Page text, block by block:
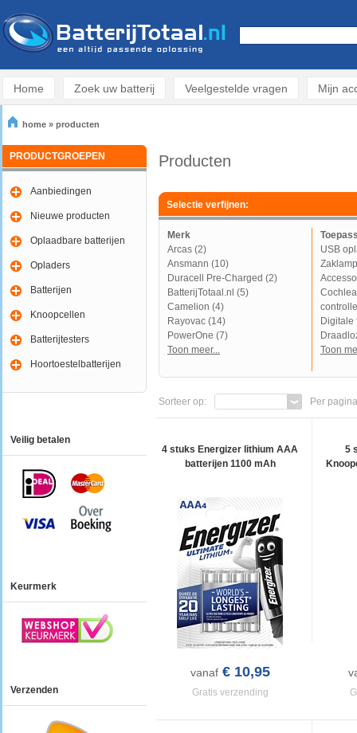
Home Zoek uw batterij Veelgestelde vragen Mijn
home » producten
PRODUCTGROEPEN
Aanbiedingen
Nieuwe producten
Oplaadbare batterijen
Opladers
Batterijen
Knoopcellen
Batterijtesters
Hoortoestelbatterijen
Veilig betalen
Keurmerk
Verzenden
Producten
Selectie verfijnen:
Merk
Arcas (2)
Ansmann (10)
Duracell Pre-Charged (2)
BatterijTotaal.nl (5)
Camelion (4)
Rayovac (14)
PowerOne (7)
Toon meer...
USB
Digitale
Toon
Sorteer op: Per
4 stuks Energizer lithium AAA
batterijen 1100 mAh
vanaf € 10,95
Gratis verzending
5